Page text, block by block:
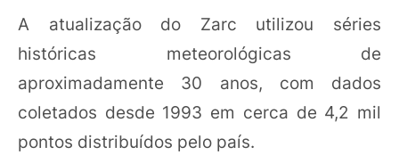
A atualização do Zarc utilizou séries
históricas meteorológicas de
aproximadamente 30 anos, com dados
coletados desde 1993 em cerca de 4,2 mil
pontos distribuídos pelo país.